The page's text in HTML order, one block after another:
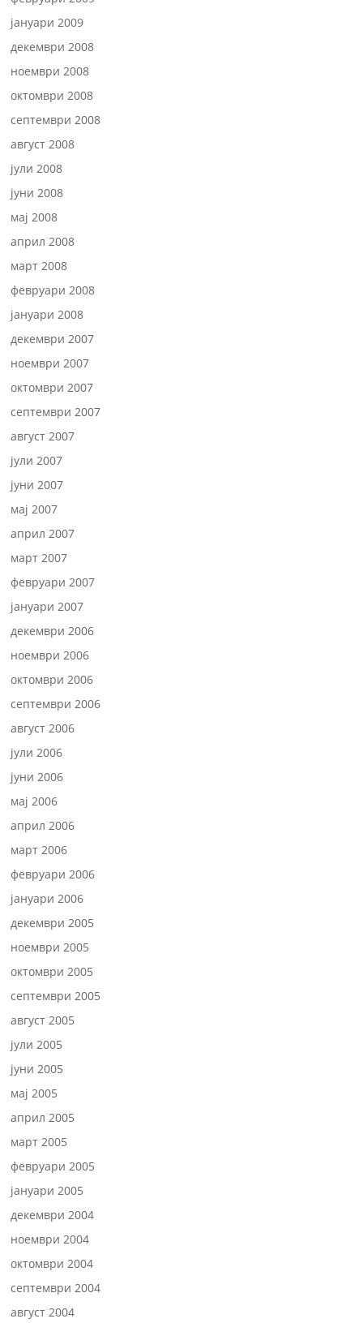
јануари 2009
декември 2008
ноември 2008
октомври 2008
септември 2008
август 2008
јули 2008
јуни 2008
мај 2008
април 2008
март 2008
февруари 2008
јануари 2008
декември 2007
ноември 2007
октомври 2007
септември 2007
август 2007
јули 2007
јуни 2007
мај 2007
април 2007
март 2007
февруари 2007
јануари 2007
декември 2006
ноември 2006
октомври 2006
септември 2006
август 2006
јули 2006
јуни 2006
мај 2006
април 2006
март 2006
февруари 2006
јануари 2006
декември 2005
ноември 2005
октомври 2005
септември 2005
август 2005
јули 2005
јуни 2005
мај 2005
април 2005
март 2005
февруари 2005
јануари 2005
декември 2004
ноември 2004
октомври 2004
септември 2004
август 2004